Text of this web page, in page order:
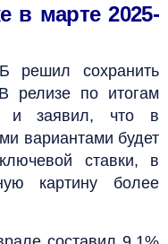
в марте 2025-
решил сохранить
релизе по итогам
и заявил, что в
вариантами будет
ставки, в
картину более